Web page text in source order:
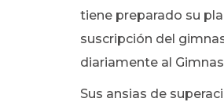
tiene preparado su
suscripción del
diariamente al
Sus ansias de